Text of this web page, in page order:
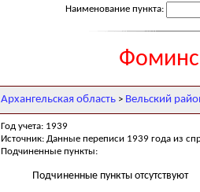
Наименование пункта:
Архангельская область > Вельский
Год учета: 1939
Источник: Данные переписи 1939 года из
Подчиненные пункты:
Подчиненные пункты отсутствуют